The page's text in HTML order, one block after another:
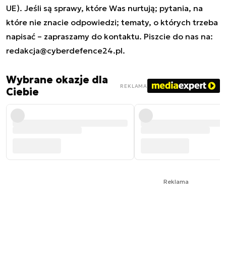
UE). Jeśli są sprawy, które Was nurtują; pytania, na
które nie znacie odpowiedzi; tematy, o których trzeba
napisać – zapraszamy do kontaktu. Piszcie do nas na:
redakcja@cyberdefence24.pl.
Wybrane okazje dla
Ciebie
REKLAMA
Reklama